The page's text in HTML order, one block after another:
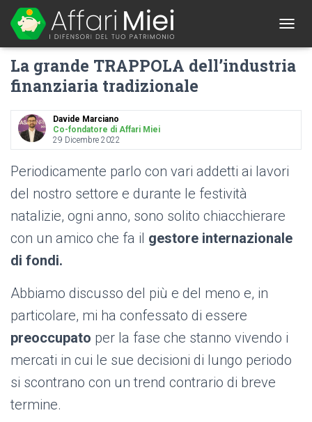
O
G
G
N
G
La grande TRAPPOLA dell’industria
finanziaria tradizionale
Davide Marciano
Co-fondatore di Affari Miei
29 Dicembre 2022
Periodicamente parlo con vari addetti ai lavori
del nostro settore e durante le festività
natalizie, ogni anno, sono solito chiacchierare
con un amico che fa il gestore internazionale
di fondi.
Abbiamo discusso del più e del meno e, in
particolare, mi ha confessato di essere
preoccupato per la fase che stanno vivendo i
mercati in cui le sue decisioni di lungo periodo
si scontrano con un trend contrario di breve
termine.